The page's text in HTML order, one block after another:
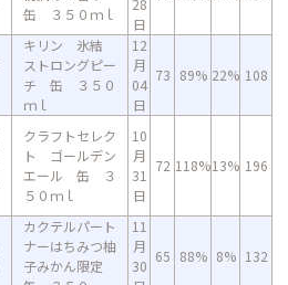
缶 ３５０ｍｌ
28
日
キリン 氷結
ストロングピー
チ 缶 ３５０
ｍｌ
12
月
04
日
73 89% 22% 108
クラフトセレク
ト ゴールデン
エール 缶 ３
５０ｍｌ
10
月
31
日
72 118%13% 196
カクテルパート
ナーはちみつ柚
子みかん限定
11
月
30
65 88% 8% 132